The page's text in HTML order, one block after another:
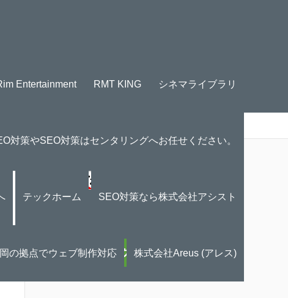
Entertainment RMT KING シネマライブラリ
対策やSEO対策はセンタリングへお任せください。
テックホーム SEO対策なら株式会社アシスト
の拠点でウェブ制作対応 株式会社Areus (アレス)